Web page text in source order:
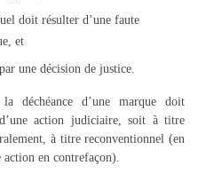
doit résulter d’une faute
et
une décision de justice.
déchéance d’une marque doit
action judiciaire, soit à titre
à titre reconventionnel (en
en contrefaçon).